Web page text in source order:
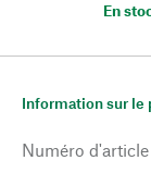
En
Information sur le
Numéro d'article